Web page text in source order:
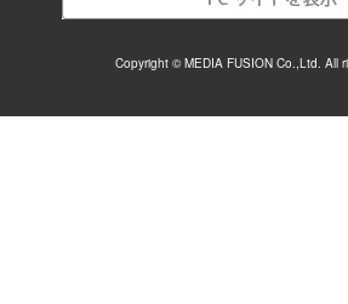
Copyright © MEDIA FUSION Co.,Ltd. All